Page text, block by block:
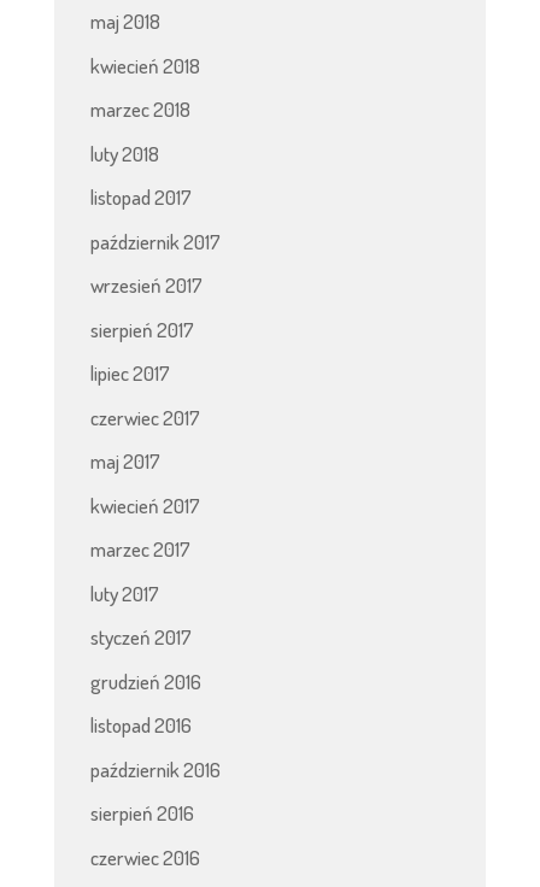
maj 2018
kwiecień 2018
marzec 2018
luty 2018
listopad 2017
październik 2017
wrzesień 2017
sierpień 2017
lipiec 2017
czerwiec 2017
maj 2017
kwiecień 2017
marzec 2017
luty 2017
styczeń 2017
grudzień 2016
listopad 2016
październik 2016
sierpień 2016
czerwiec 2016